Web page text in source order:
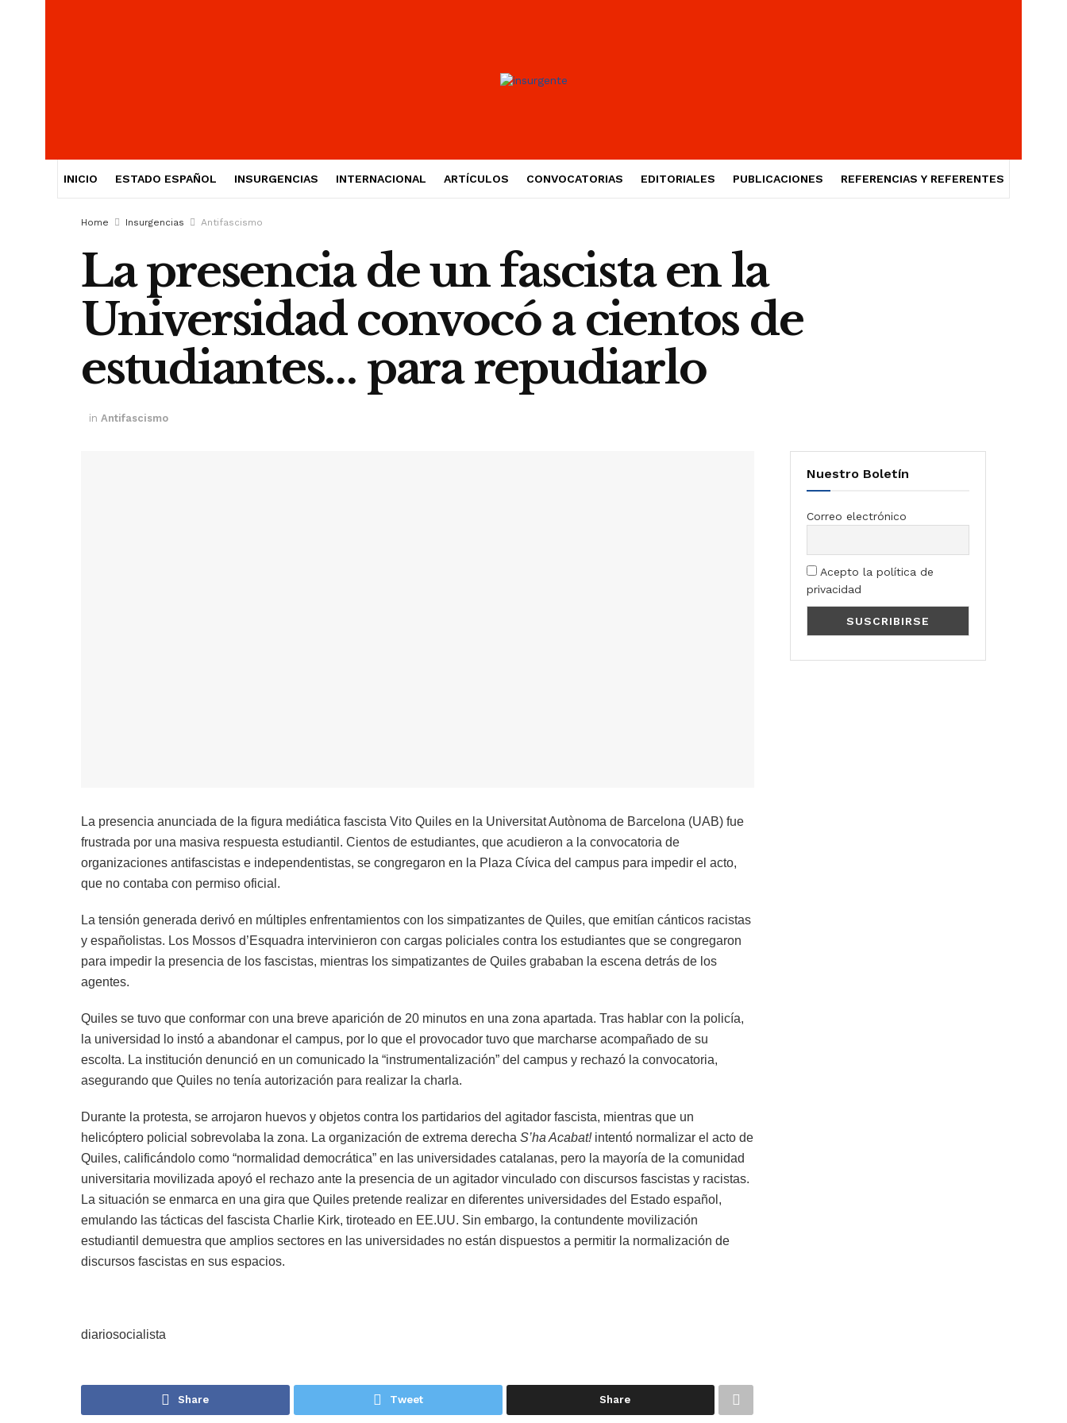
INICIO ESTADO ESPAÑOL INSURGENCIAS INTERNACIONAL ARTÍCULOS CONVOCATORIAS EDITORIALES PUBLICACIONES REFERENCIAS Y REFERENTES
Home Insurgencias Antifascismo
La presencia de un fascista en la
Universidad convocó a cientos de
estudiantes… para repudiarlo
in Antifascismo
La presencia anunciada de la figura mediática fascista Vito Quiles en la Universitat Autònoma de Barcelona (UAB) fue
frustrada por una masiva respuesta estudiantil. Cientos de estudiantes, que acudieron a la convocatoria de
organizaciones antifascistas e independentistas, se congregaron en la Plaza Cívica del campus para impedir el acto,
que no contaba con permiso oficial.
La tensión generada derivó en múltiples enfrentamientos con los simpatizantes de Quiles, que emitían cánticos racistas
y españolistas. Los Mossos d’Esquadra intervinieron con cargas policiales contra los estudiantes que se congregaron
para impedir la presencia de los fascistas, mientras los simpatizantes de Quiles grababan la escena detrás de los
agentes.
Quiles se tuvo que conformar con una breve aparición de 20 minutos en una zona apartada. Tras hablar con la policía,
la universidad lo instó a abandonar el campus, por lo que el provocador tuvo que marcharse acompañado de su
escolta. La institución denunció en un comunicado la “instrumentalización” del campus y rechazó la convocatoria,
asegurando que Quiles no tenía autorización para realizar la charla.
Durante la protesta, se arrojaron huevos y objetos contra los partidarios del agitador fascista, mientras que un
helicóptero policial sobrevolaba la zona. La organización de extrema derecha S’ha Acabat!intentó normalizar el acto de
Quiles, calificándolo como “normalidad democrática” en las universidades catalanas, pero la mayoría de la comunidad
universitaria movilizada apoyó el rechazo ante la presencia de un agitador vinculado con discursos fascistas y racistas.
La situación se enmarca en una gira que Quiles pretende realizar en diferentes universidades del Estado español,
emulando las tácticas del fascista Charlie Kirk, tiroteado en EE.UU. Sin embargo, la contundente movilización
estudiantil demuestra que amplios sectores en las universidades no están dispuestos a permitir la normalización de
discursos fascistas en sus espacios.
diariosocialista
Share Tweet Share
Nuestro Boletín
Correo electrónico
Acepto la política de
privacidad